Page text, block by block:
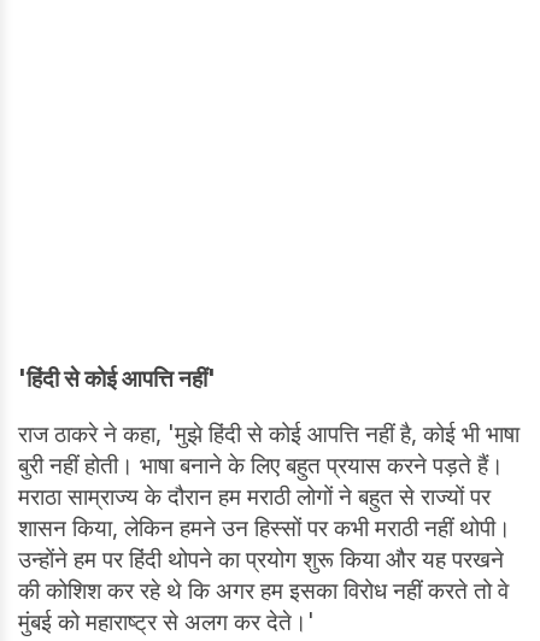
'हिंदी से कोई आपत्ति नहीं'
राज ठाकरे ने कहा, 'मुझे हिंदी से कोई आपत्ति नहीं है, कोई भी भाषा
बुरी नहीं होती। भाषा बनाने के लिए बहुत प्रयास करने पड़ते हैं।
मराठा साम्राज्य के दौरान हम मराठी लोगों ने बहुत से राज्यों पर
शासन किया, लेकिन हमने उन हिस्सों पर कभी मराठी नहीं थोपी।
उन्होंने हम पर हिंदी थोपने का प्रयोग शुरू किया और यह परखने
की कोशिश कर रहे थे कि अगर हम इसका विरोध नहीं करते तो वे
मुंबई को महाराष्ट्र से अलग कर देते।'